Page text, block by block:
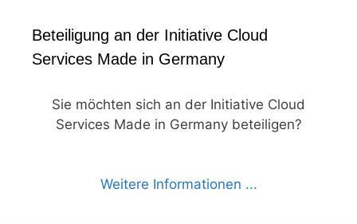
Beteiligung an der Initiative Cloud
Services Made in Germany
Sie möchten sich an der Initiative Cloud
Services Made in Germany beteiligen?
Weitere Informationen ...